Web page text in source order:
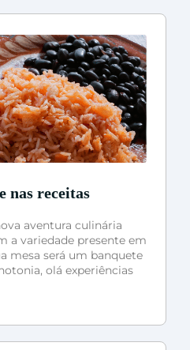
nas receitas
aventura culinária
a variedade presente em
mesa será um banquete
olá experiências